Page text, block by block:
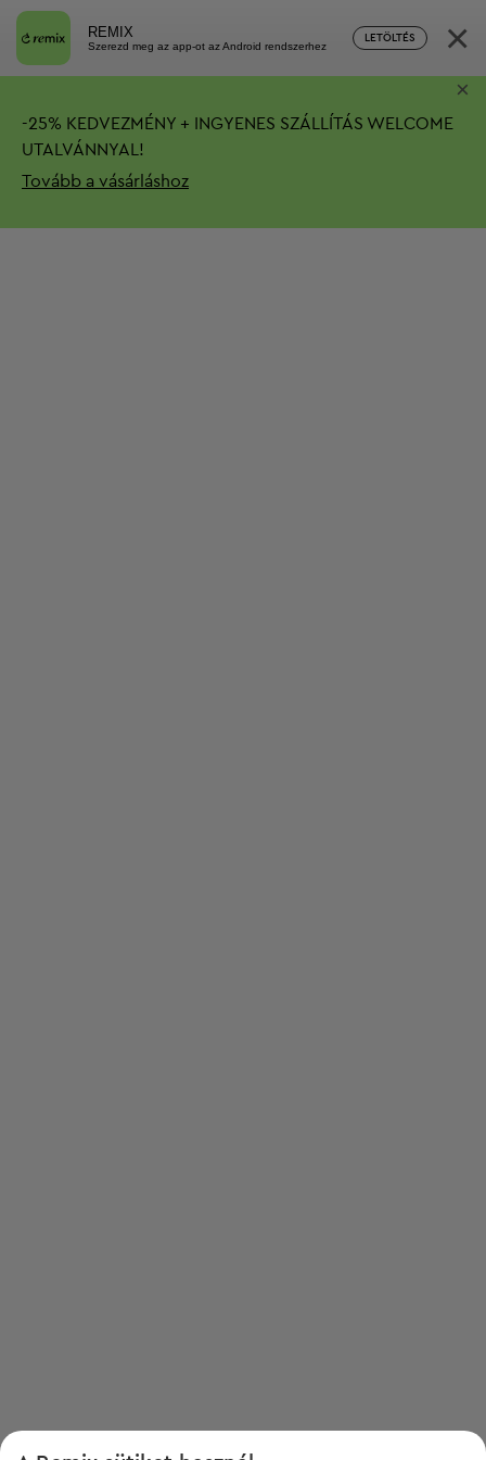
REMIX
Szerezd meg az app-ot az Android rendszerhez
LETÖLTÉS ×
-25% KEDVEZMÉNY + INGYENES SZÁLLÍTÁS WELCOME
UTALVÁNNYAL!
Tovább a vásárláshoz
×